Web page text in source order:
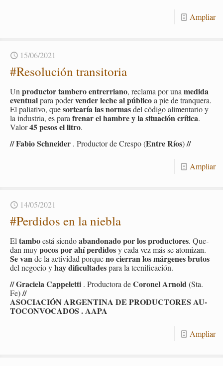
Am­pliar
15/06/2021
#Re­so­lu­ción tran­si­to­ria
Unpro­duc­tor tam­be­ro en­tre­rriano, re­cla­ma por uname­di­da
even­tualpara poderven­der leche al pú­bli­coa pie de tran­que­ra.
El pa­lia­ti­vo, quesor­tea­ría las nor­masdel có­di­go ali­men­ta­rio y
la in­dus­tria, es parafre­nar el ham­bre y la si­tua­ción crí­ti­ca.
Valor45 pesos el litro.
// Fabio Sch­nei­der . Pro­duc­tor de Cres­po (Entre Ríos)//
Am­pliar
14/05/2021
#Per­di­dos en la nie­bla
Eltamboestá sien­doaban­do­na­do por los pro­duc­to­res. Que­
dan muypocos por ahí per­di­dosy cada vez más se ato­mi­zan.
Se vande la ac­ti­vi­dad por­queno cie­rran los már­ge­nes bru­tos
del ne­go­cio yhay di­fi­cul­ta­despara la tec­ni­fi­ca­ción.
// Gra­cie­la Cap­pe­let­ti . Pro­duc­to­ra deCo­ro­nel Ar­nold(Sta.
Fe)//
ASO­CIA­CIÓN AR­GEN­TI­NA DE PRO­DUC­TO­RES AU­
TO­CON­VO­CA­DOS . AAPA
Am­pliar